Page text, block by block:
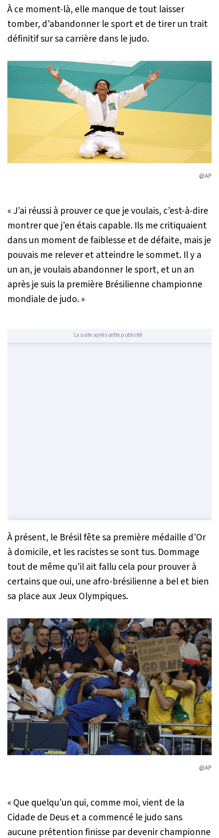
À ce moment-là, elle manque de tout laisser
tomber, d’abandonner le sport et de tirer un trait
définitif sur sa carrière dans le judo.
@AP
« J’ai réussi à prouver ce que je voulais, c’est-à-dire
montrer que j’en étais capable. Ils me critiquaient
dans un moment de faiblesse et de défaite, mais je
pouvais me relever et atteindre le sommet. Il y a
un an, je voulais abandonner le sport, et un an
après je suis la première Brésilienne championne
mondiale de judo. »
La suite après cette publicité
À présent, le Brésil fête sa première médaille d’Or
à domicile, et les racistes se sont tus. Dommage
tout de même qu’il ait fallu cela pour prouver à
certains que oui, une afro-brésilienne a bel et bien
sa place aux Jeux Olympiques.
@AP
« Que quelqu’un qui, comme moi, vient de la
Cidade de Deuset a commencé le judo sans
aucune prétention finisse par devenir championne